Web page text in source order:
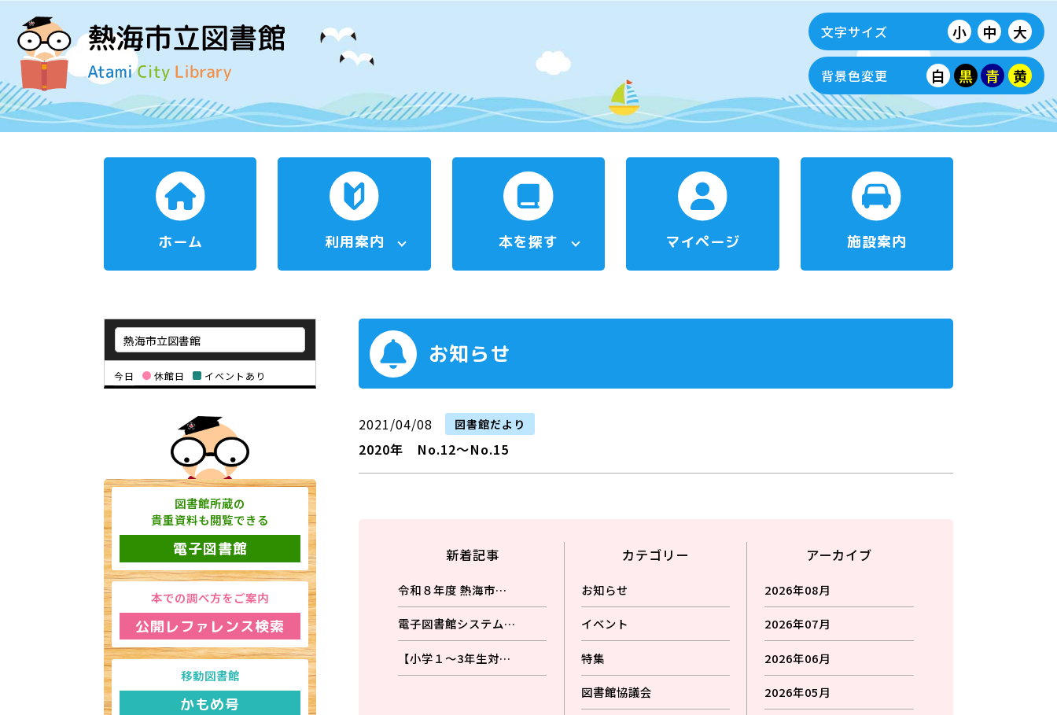
文字サイズ 小 中 大
背景色変更 白 黒 青 黄
ホーム 利用案内 本を探す マイページ 施設案内
今日 休館日 イベントあり
図書館所蔵の
貴重資料も閲覧できる
電子図書館
本での調べ方をご案内
公開レファレンス検索
移動図書館
かもめ号
お知らせ
2021/04/08 図書館だより
2020年 No.12～No.15
新着記事
令和８年度 熱海市…
電子図書館システム…
【小学１～3年生対…
カテゴリー
お知らせ
イベント
特集
図書館協議会
アーカイブ
2026年08月
2026年07月
2026年06月
2026年05月